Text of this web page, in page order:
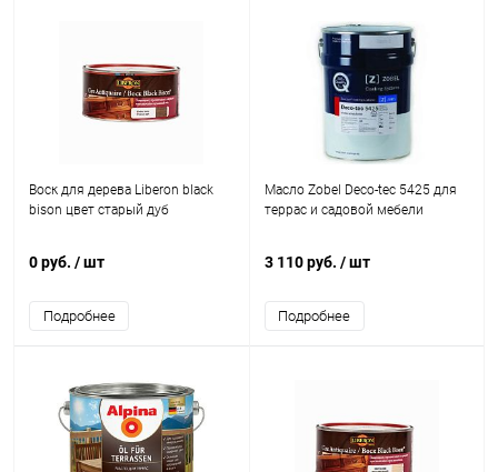
Воск для дерева Liberon black
bison цвет старый дуб
0 руб. / шт
Подробнее
Масло Zobel Deco-tec 5425 для
террас и садовой мебели
3 110 руб. / шт
Подробнее